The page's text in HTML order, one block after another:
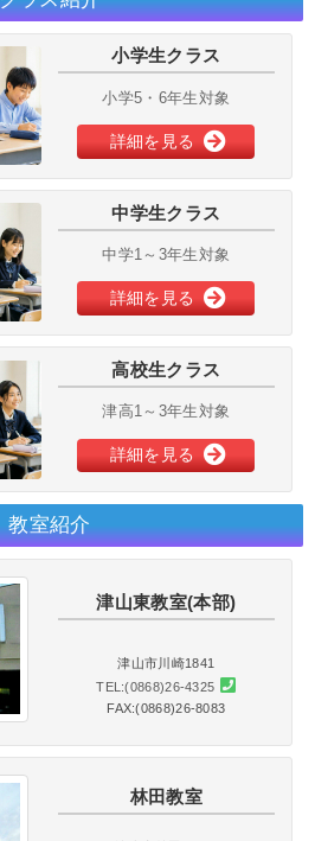
小学生クラス
小学5・6年生対象
詳細を見る
中学生クラス
中学1～3年生対象
詳細を見る
高校生クラス
津高1～3年生対象
詳細を見る
教室紹介
津山東教室(本部)
津山市川崎1841
TEL:(0868)26-4325
FAX:(0868)26-8083
林田教室